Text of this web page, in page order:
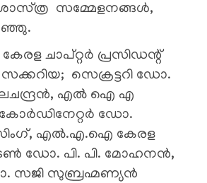
സമ്മേളനങ്ങള്‍,
ചാപ്റ്റര്‍ പ്രസിഡന്റ്
സെക്രട്ടറി ഡോ.
എൽ ഐ എ
കോർഡിനേറ്റർ ഡോ.
എൽ.എ.ഐ കേരള
ഡോ. പി. പി. മോഹനൻ,
സജി സുബ്രഹ്മണ്യൻ